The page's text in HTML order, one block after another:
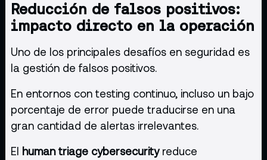
Reducción de falsos positivos:
impacto directo en la operación
Uno de los principales desafíos en seguridad es
la gestión de falsos positivos.
En entornos con testing continuo, incluso un bajo
porcentaje de error puede traducirse en una
gran cantidad de alertas irrelevantes.
El human triage cybersecurityreduce